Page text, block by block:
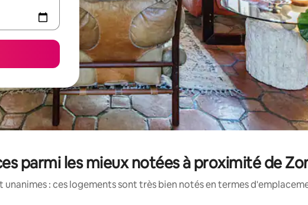
parmi les mieux notées à proximité de
unanimes : ces logements sont très bien notés en termes